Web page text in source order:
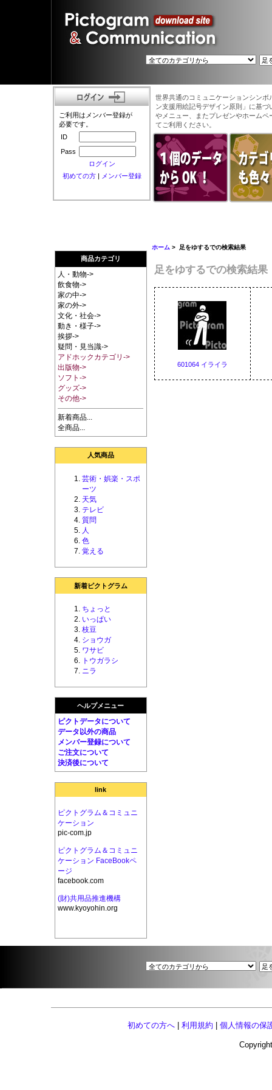
ご利用はメンバー登録が
必要です。
ID
Pass
ログイン
初めての方| メンバー登録
世界共通のコミュニケーションシン
ン支援用絵記号デザイン原則」に基
やメニュー、またプレゼンやホーム
てご利用ください。
商品カテゴリ
人・動物->
飲食物->
家の中->
家の外->
文化・社会->
動き・様子->
挨拶->
疑問・見当識->
アドホックカテゴリ->
出版物->
ソフト->
グッズ->
その他->
新着商品...
全商品...
人気商品
芸術・娯楽・スポ
ーツ
天気
テレビ
質問
人
色
覚える
新着ピクトグラム
ちょっと
いっぱい
枝豆
ショウガ
ワサビ
トウガラシ
ニラ
ヘルプメニュー
ピクトデータについて
データ以外の商品
メンバー登録について
ご注文について
決済後について
link
ピクトグラム＆コミュニ
ケーション
pic-com.jp
ピクトグラム＆コミュニ
ケーション FaceBookペ
ージ
facebook.com
(財)共用品推進機構
www.kyoyohin.org
ホーム > 足をゆするでの検索結果
足をゆするでの検索結果
601064 イライラ
初めての方へ 利用規約 個人情報の保